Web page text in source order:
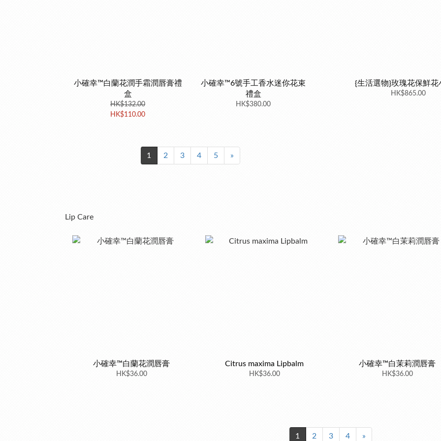
小確幸™白蘭花潤手霜潤唇膏禮
盒
HK$132.00
HK$110.00
小確幸™6號手工香水迷你花束
禮盒
HK$380.00
1 2 3 4 5 »
{生活選物}玫瑰花保鮮花
HK$865.00
Lip Care
小確幸™白蘭花潤唇膏
HK$36.00
Citrus maxima Lipbalm
HK$36.00
小確幸™白茉莉潤唇膏
HK$36.00
1 2 3 4 »